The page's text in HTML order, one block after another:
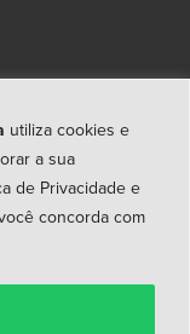
utiliza cookies e
a sua
de Privacidade e
concorda com